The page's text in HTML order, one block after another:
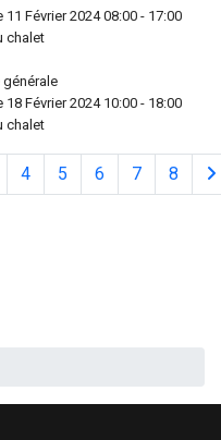
Février 2024 08:00 - 17:00
chalet
Février 2024 10:00 - 18:00
chalet
4 5 6 7 8